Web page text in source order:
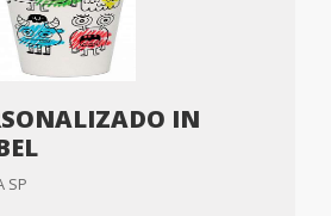
IN
SP